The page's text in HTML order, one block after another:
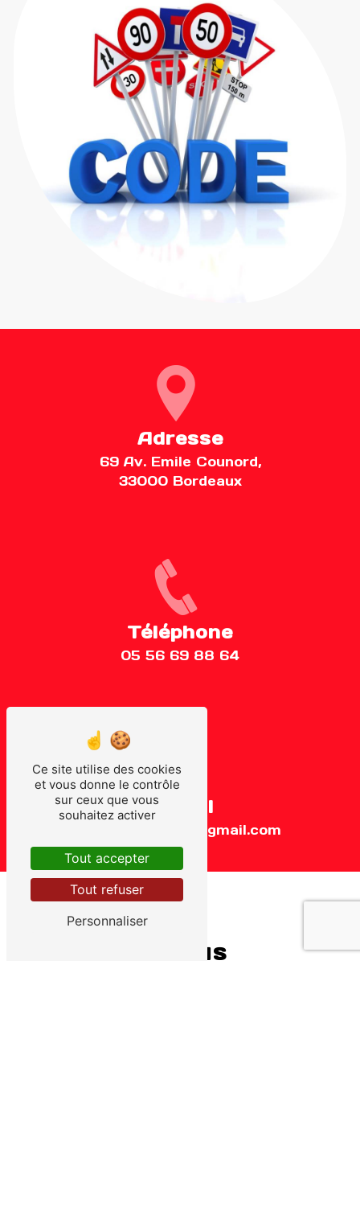
Adresse
69 Av. Emile Counord,
33000 Bordeaux
Téléphone
05 56 69 88 64
E-mail
auto.ecole.fame@gmail.com
Contactez-nous
Ce site utilise des cookies
et vous donne le contrôle
sur ceux que vous
souhaitez activer
Tout accepter
Tout refuser
Personnaliser